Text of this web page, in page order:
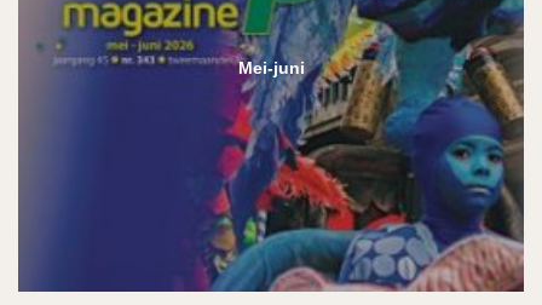
Mei-juni